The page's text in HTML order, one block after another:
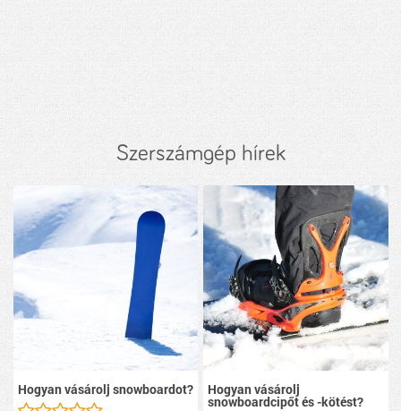
Szerszámgép hírek
Hogyan vásárolj snowboardot? Hogyan vásárolj
snowboardcipőt és -kötést?